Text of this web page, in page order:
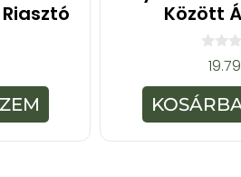
Között
z
5
-
b